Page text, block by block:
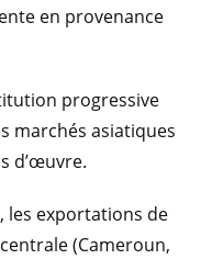
en provenance
progressive
marchés asiatiques
d’œuvre.
les exportations de
(Cameroun,